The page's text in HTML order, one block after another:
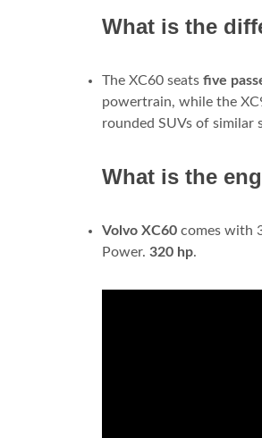
What is the
The XC60 seats five
powertrain, while the
rounded SUVs of similar
What is the
Volvo XC60 comes with
Power. 320 hp.